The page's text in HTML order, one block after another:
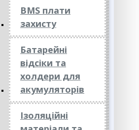
BMS плати
захисту
Батарейні
відсіки та
холдери для
акумуляторів
Ізоляційні